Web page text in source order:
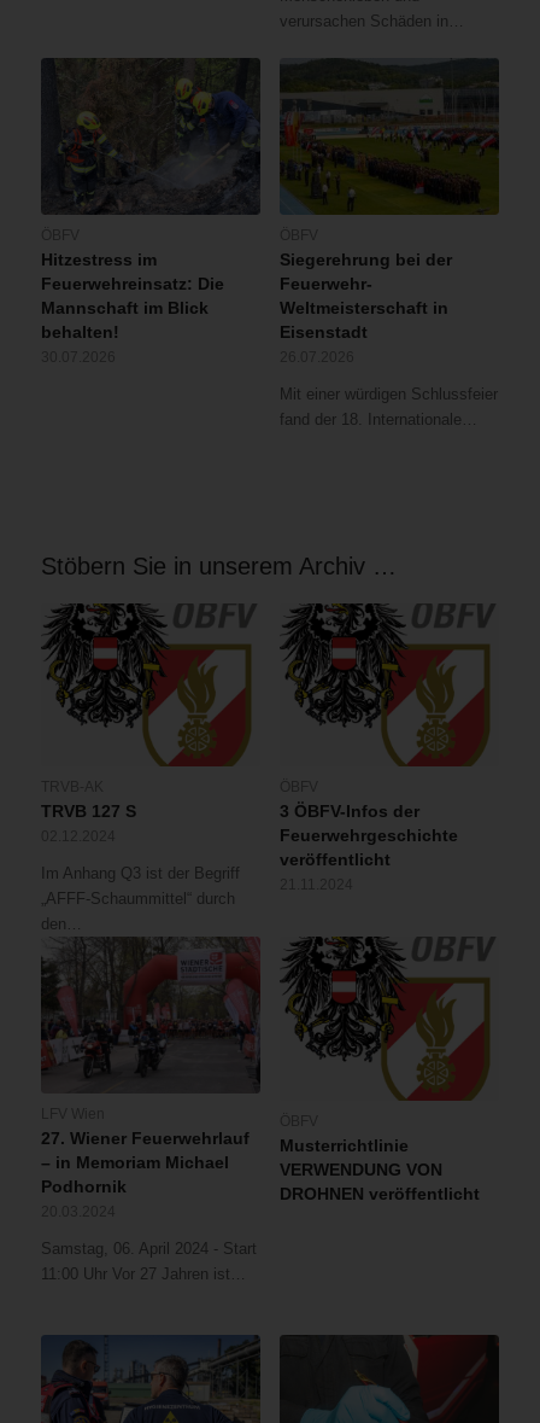
verursachen Schäden in…
Hitzestress im
Feuerwehreinsatz: Die
Mannschaft im Blick
behalten!
Siegerehrung bei der
Feuerwehr-
Weltmeisterschaft in
Eisenstadt
Mit einer würdigen Schlussfeier
fand der 18. Internationale…
Stöbern Sie in unserem Archiv …
TRVB 127 S
Im Anhang Q3 ist der Begriff
„AFFF-Schaummittel“ durch
den…
3 ÖBFV-Infos der
Feuerwehrgeschichte
veröffentlicht
27. Wiener Feuerwehrlauf
– in Memoriam Michael
Podhornik
Samstag, 06. April 2024 - Start
11:00 Uhr Vor 27 Jahren ist…
Musterrichtlinie
VERWENDUNG VON
DROHNEN veröffentlicht